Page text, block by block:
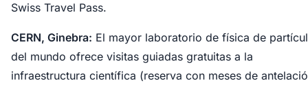
Swiss Travel Pass.
CERN, Ginebra: El mayor laboratorio de física de
del mundo ofrece visitas guiadas gratuitas a la
infraestructura científica (reserva con meses de